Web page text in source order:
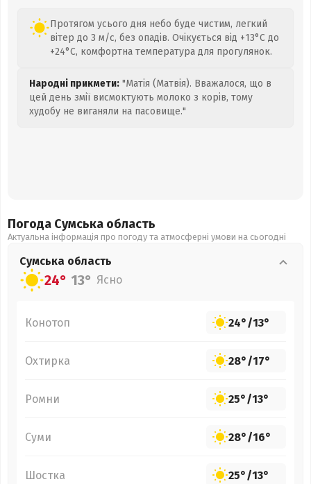
Протягом усього дня небо буде чистим, легкий
вітер до 3 м/с, без опадів. Очікується від +13°C до
+24°C, комфортна температура для прогулянок.
Народні прикмети: "Матія (Матвія). Вважалося, що в
цей день змії висмоктують молоко з корів, тому
худобу не виганяли на пасовище."
Погода Сумська область
Актуальна інформація про погоду та атмосферні умови на сьогодні
Сумська область
24° 13° Ясно
Конотоп 24°/13°
Охтирка 28°/17°
Ромни 25°/13°
Суми 28°/16°
Шостка 25°/13°